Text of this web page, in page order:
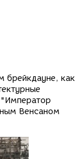
брейкдауне, как
Венсаном